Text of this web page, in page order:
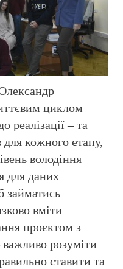
циклом
реалізації – та
для кожного етапу,
володіння
для даних
займатись
вміти
проєктом з
розуміти
ставити та